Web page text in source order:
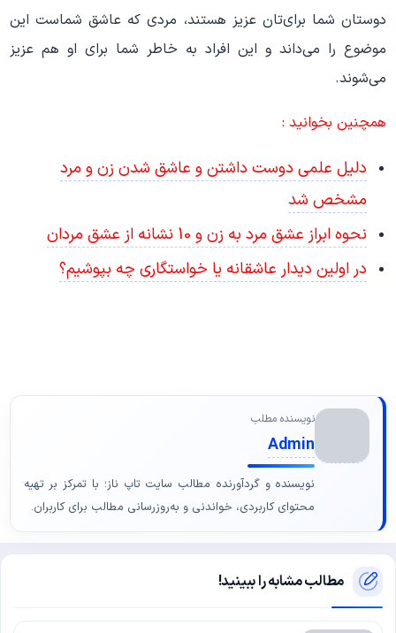
دوستان شما برای‌تان عزیز هستند، مردی که عاشق شماست این
موضوع را می‌داند و این افراد به خاطر شما برای او هم عزیز
می‌شوند.
همچنین بخوانید :
دلیل علمی دوست داشتن و عاشق شدن زن و مرد
مشخص شد
نحوه ابراز عشق مرد به زن و 10 نشانه از عشق مردان
در اولین دیدار عاشقانه یا خواستگاری چه بپوشیم؟
نویسنده مطلب
Admin
نویسنده و گردآورنده مطالب سایت تاپ ناز؛ با تمرکز بر تهیه
محتوای کاربردی، خواندنی و به‌روزرسانی مطالب برای کاربران.
مطالب مشابه را ببینید!